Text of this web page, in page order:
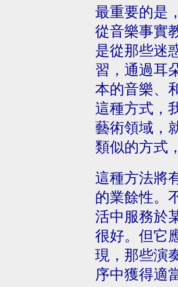
最重要的是
從音樂事實
是從那些迷
習，通過耳
本的音樂、
這種方式，
藝術領域，
類似的方式
這種方法將
的業餘性。
活中服務於
很好。但它
現，那些演
序中獲得適